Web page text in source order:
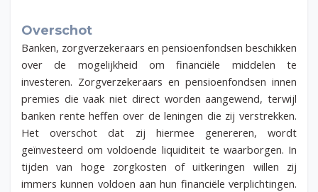
Overschot
Banken, zorgverzekeraars en pensioenfondsen beschikken
over de mogelijkheid om financiële middelen te
investeren. Zorgverzekeraars en pensioenfondsen innen
premies die vaak niet direct worden aangewend, terwijl
banken rente heffen over de leningen die zij verstrekken.
Het overschot dat zij hiermee genereren, wordt
geïnvesteerd om voldoende liquiditeit te waarborgen. In
tijden van hoge zorgkosten of uitkeringen willen zij
immers kunnen voldoen aan hun financiële verplichtingen.